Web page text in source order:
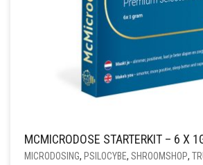
MCMICRODOSE STARTERKIT – 6 X
MICRODOSING, PSILOCYBE, SHROOMSHOP,